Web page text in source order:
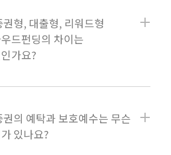
권형, 대출형, 리워드형
드펀딩의 차이는
가요?
권의 예탁과 보호예수는 무슨
있나요?